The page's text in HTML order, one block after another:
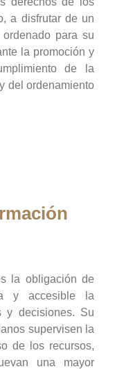
a disfrutar de un
para su
la promoción y
de la
del ordenamiento
la obligación de
y accesible la
y decisiones. Su
supervisen la
de los recursos,
una mayor